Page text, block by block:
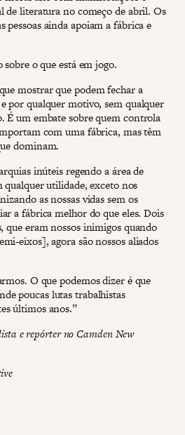
de literatura no começo de abril. Os
pessoas ainda apoiam a fábrica e
o que está em jogo.
mostrar que podem fechar a
por qualquer motivo, sem qualquer
É um embate sobre quem controla
com uma fábrica, mas têm
dominam.
inúteis regendo a área de
utilidade, exceto nos
as nossas vidas sem os
a fábrica melhor do que eles. Dois
que eram nossos inimigos quando
eixos], agora são nossos aliados
O que podemos dizer é que
poucas lutas trabalhistas
últimos anos.”
e repórter no Camden New